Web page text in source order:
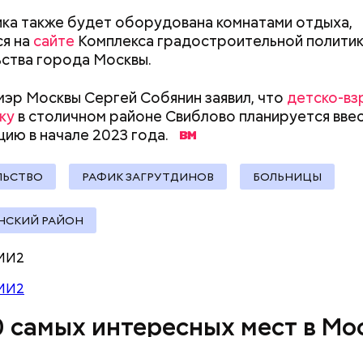
также будет оборудована комнатами отдыха,
на сайте Комплекса градостроительной
города Москвы.
Москвы Сергей Собянин заявил, что детско-
в столичном районе Свиблово планируется
в начале 2023 года.
РАФИК ЗАГРУТДИНОВ БОЛЬНИЦЫ
РАЙОН
самых интересных мест в
А никто не занимает! И из-за этого образуется